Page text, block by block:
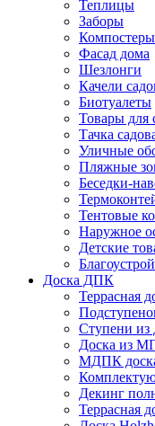
Теплицы
Заборы
Компостеры
Фасад дома
Шезлонги
Качели
Биотуалеты
Товары для
Тачка
Уличные
Пляжные
Беседки-
Тентовые
Наружное
Детские
Доска ДПК
Террасная
Ступени
Доска из
МДПК
Декинг
Террасная